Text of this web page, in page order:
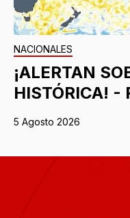
NACIONALES
¡ALERTAN
HISTÓRICA! -
5 Agosto 2026